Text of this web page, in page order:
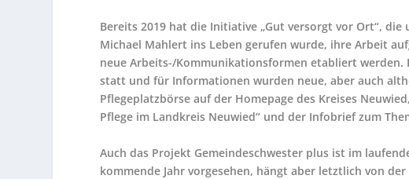
Bereits 2019 hat die Initiative „Gut versorgt vor Ort“,
Michael Mahlert ins Leben gerufen wurde, ihre Arbeit
neue Arbeits-/Kommunikationsformen etabliert
statt und für Informationen wurden neue, aber auch
Pflegeplatzbörse auf der Homepage des Kreises
Pflege im Landkreis Neuwied“ und der Infobrief zum
Auch das Projekt Gemeindeschwester plus ist im
kommende Jahr vorgesehen, hängt aber letztlich von